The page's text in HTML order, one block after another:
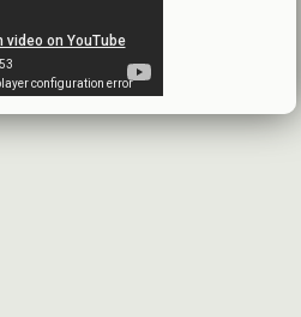
البيانات المالية النهائية عن العام 2025
شركة سيريتل موبايل تيليكوم
2026-07-12